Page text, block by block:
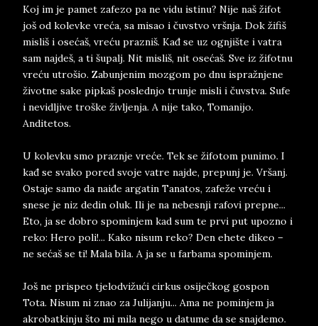
Koj im je pamet zafezo pa ne vidu istinu? Nije naš žifot
još od kolevke vreća, sa misao i čuvstvo vršnja. Dok žifiš
misliš i osećaš, vreću prazniš. Kađ se uz ognjište i vatra
sam najdeš, a ti šupalj. Nit misliš, nit osećaš. Sve iz žifotnu
vreću utrošio. Zabunjenim mozgom po dnu ispražnjene
životne sake pipkaš poslednjo trunje misli i čuvstva. Sufe
i nevidljive troške življenja. A nije tako, Tomanijo.
Anditetos.
U kolevku smo praznje vreće. Tek se žifotom punimo. I
kađ se svako pored svoje vatre najde, prepunj je. Vršanj.
Ostaje samo da naiđe argatin Tanatos, zafeže vreću i
snese je niz dedin oluk. Ili je na nebesnji rafovi prepne...
Eto, ja se dobro spominjem kad sum te prvi put upozno i
reko: Hero poli!... Kako nisum reko? Den ehete dikeo –
ne sećaš se ti! Mala bila. A ja se u farbama spominjem.
Još ne prispeo tjelodvižući cirkus osiječkog gospon
Tota. Nisum ni znao za Julijanju... Ama ne pominjem ja
akrobatkinju što mi mila nego u datume da se snajdemo.